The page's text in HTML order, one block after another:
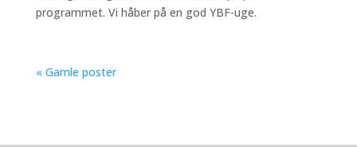
programmet. Vi håber på en god YBF-uge.
« Gamle poster